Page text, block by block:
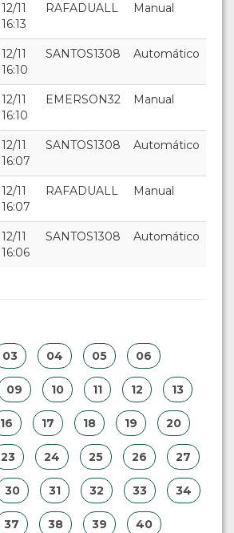
12/11
16:13
RAFADUALL Manual
12/11
16:10
SANTOS1308 Automático
12/11
16:10
EMERSON32 Manual
12/11
16:07
SANTOS1308 Automático
12/11
16:07
RAFADUALL Manual
12/11
16:06
SANTOS1308 Automático
03 04 05 06
09 10 11 12 13
16 17 18 19 20
23 24 25 26 27
30 31 32 33 34
37 38 39 40